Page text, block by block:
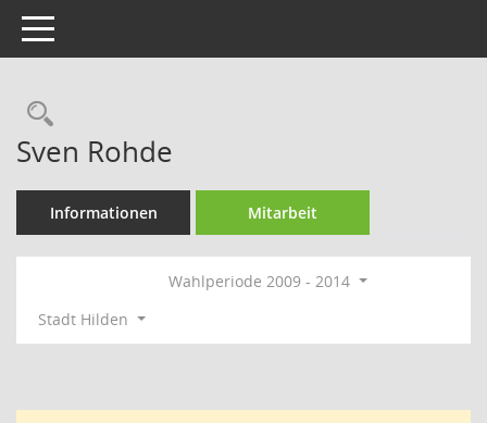
Toggle navigation
Rechercheauswahl
Sven Rohde
Informationen Mitarbeit
Wahlperiode 2009 - 2014
Stadt Hilden